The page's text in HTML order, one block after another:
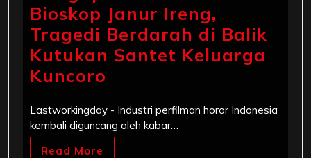
Bioskop Janur Ireng,
Tragedi Berdarah di Balik
Kutukan Santet Keluarga
Kuncoro
Lastworkingday - Industri perfilman horor Indonesia
kembali diguncang oleh kabar…
Read More